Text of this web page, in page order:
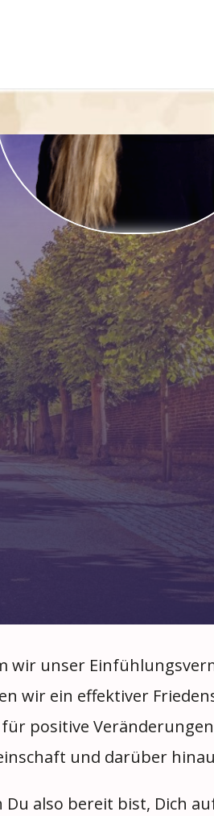
wir unser
wir ein effektiver
positive
und darüber
Du also bereit bist, Dich